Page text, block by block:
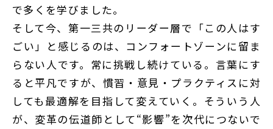
で多くを学びました。
そして今、第一三共のリーダー層で「この人はす
ごい」と感じるのは、コンフォートゾーンに留ま
らない人です。常に挑戦し続けている。言葉にす
ると平凡ですが、慣習・意見・プラクティスに対
しても最適解を目指して変えていく。そういう人
が、変革の伝道師として“影響”を次代につないで